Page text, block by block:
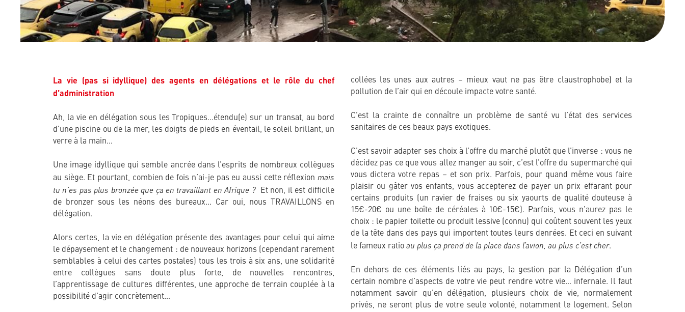
La vie (pas si idyllique) des agents en délégations et le rôle du chef
d’administration
Ah, la vie en délégation sous les Tropiques…étendu(e) sur un transat, au bord
d’une piscine ou de la mer, les doigts de pieds en éventail, le soleil brillant, un
verre à la main…
Une image idyllique qui semble ancrée dans l’esprits de nombreux collègues
au siège. Et pourtant, combien de fois n’ai-je pas eu aussi cette réflexion mais
tu n’es pas plus bronzée que ça en travaillant en Afrique ?
Et non, il est difficile
de bronzer sous les néons des bureaux… Car oui, nous TRAVAILLONS en
délégation.
Alors certes, la vie en délégation présente des avantages pour celui qui aime
le dépaysement et le changement : de nouveaux horizons (cependant rarement
semblables à celui des cartes postales) tous les trois à six ans, une solidarité
entre collègues sans doute plus forte, de nouvelles rencontres,
l’apprentissage de cultures différentes, une approche de terrain couplée à la
possibilité d’agir concrètement…
collées les unes aux autres – mieux vaut ne pas être claustrophobe) et la
pollution de l’air qui en découle impacte votre santé.
C’est la crainte de connaître un problème de santé vu l’état des services
sanitaires de ces beaux pays exotiques.
C’est savoir adapter ses choix à l’offre du marché plutôt que l’inverse : vous ne
décidez pas ce que vous allez manger au soir, c’est l’offre du supermarché qui
vous dictera votre repas – et son prix. Parfois, pour quand même vous faire
plaisir ou gâter vos enfants, vous accepterez de payer un prix effarant pour
certains produits (un ravier de fraises ou six yaourts de qualité douteuse à
15€-20€ ou une boîte de céréales à 10€-15€). Parfois, vous n’aurez pas le
choix : le papier toilette ou produit lessive (connu) qui coûtent souvent les yeux
de la tête dans des pays qui importent toutes leurs denrées. Et ceci en suivant
le fameux ratio au plus ça prend de la place dans l’avion, au plus c’est cher.
En dehors de ces éléments liés au pays, la gestion par la Délégation d’un
certain nombre d’aspects de votre vie peut rendre votre vie… infernale. Il faut
notamment savoir qu’en délégation, plusieurs choix de vie, normalement
privés, ne seront plus de votre seule volonté, notamment le logement. Selon